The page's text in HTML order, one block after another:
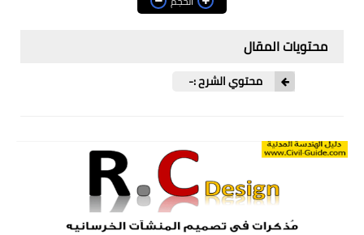
هندسة الزلازل
هندسة المرافق العامة
الهندسة الصحية والبيئية
محتويات المقال
محتوي الشرح :-